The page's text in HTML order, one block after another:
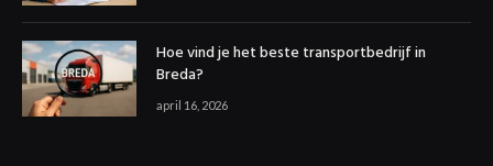
Hoe vind je het beste transportbedrijf in
Breda?
april 16, 2026